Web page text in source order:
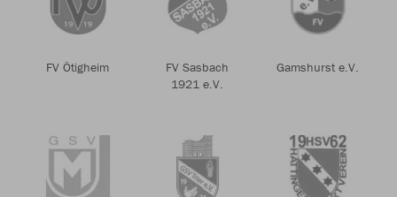
FV Ötigheim
FV Sasbach
1921 e.V.
Gamshurst e.V.